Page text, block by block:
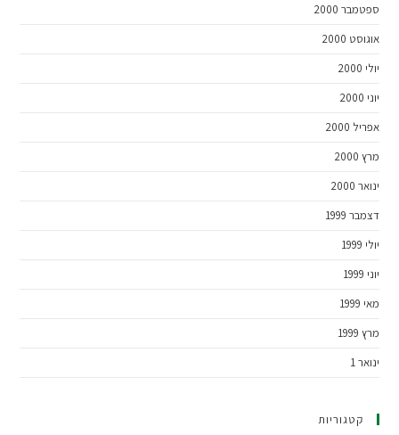
ספטמבר 2000
אוגוסט 2000
יולי 2000
יוני 2000
אפריל 2000
מרץ 2000
ינואר 2000
דצמבר 1999
יולי 1999
יוני 1999
מאי 1999
מרץ 1999
ינואר 1
קטגוריות